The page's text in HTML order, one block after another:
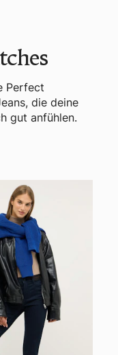
Perfect
die deine
gut anfühlen.